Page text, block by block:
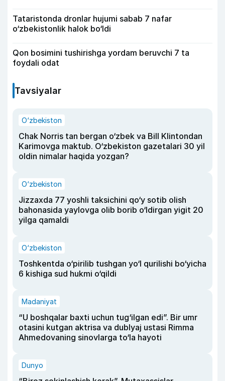
Tataristonda dronlar hujumi sabab 7 nafar
o‘zbekistonlik halok bo‘ldi
Qon bosimini tushirishga yordam beruvchi 7 ta
foydali odat
Tavsiyalar
O‘zbekiston
Chak Norris tan bergan o‘zbek va Bill Klintondan
Karimovga maktub. O‘zbekiston gazetalari 30 yil
oldin nimalar haqida yozgan?
O‘zbekiston
Jizzaxda 77 yoshli taksichini qo‘y sotib olish
bahonasida yaylovga olib borib o‘ldirgan yigit 20
yilga qamaldi
O‘zbekiston
Toshkentda o‘pirilib tushgan yo‘l qurilishi bo‘yicha
6 kishiga sud hukmi o‘qildi
Madaniyat
“U boshqalar baxti uchun tug‘ilgan edi”. Bir umr
otasini kutgan aktrisa va dublyaj ustasi Rimma
Ahmedovaning sinovlarga to‘la hayoti
Dunyo